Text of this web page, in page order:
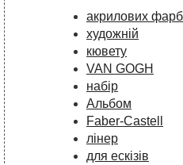
акрилових фарб
художній
кювету
VAN GOGH
набір
Альбом
Faber-Castell
лінер
для ескізів